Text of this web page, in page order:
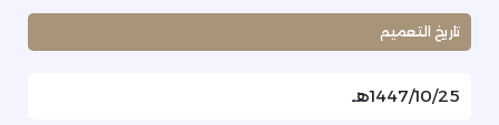
تاريخ التعميم
1447/10/25هـ